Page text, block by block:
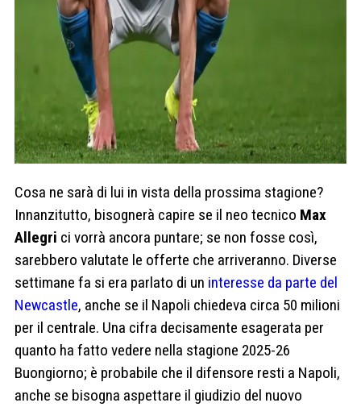
Cosa ne sarà di lui in vista della prossima stagione?
Innanzitutto, bisognerà capire se il neo tecnico Max
Allegri ci vorrà ancora puntare; se non fosse così,
sarebbero valutate le offerte che arriveranno. Diverse
settimane fa si era parlato di un interesse da parte del
Newcastle, anche se il Napoli chiedeva circa 50 milioni
per il centrale. Una cifra decisamente esagerata per
quanto ha fatto vedere nella stagione 2025-26
Buongiorno; è probabile che il difensore resti a Napoli,
anche se bisogna aspettare il giudizio del nuovo